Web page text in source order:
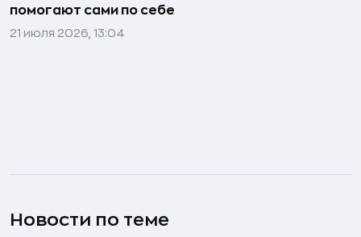
помогают сами по себе
21 июля 2026, 13:04
Новости по теме